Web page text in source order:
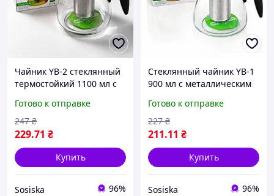
Чайник YB-2 стеклянный
термостойкий 1100 мл с
Готово к отправке
229.71 ₴
247 ₴
Купить
Sosiska 96%
Стеклянный чайник YB-1
900 мл с металлическим
ручкой
Готово к отправке
211.11 ₴
227 ₴
Купить
Sosiska 96%